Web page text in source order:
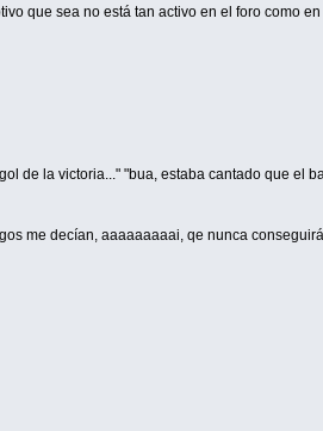
que sea no está tan activo en el foro como
de la victoria..." "bua, estaba cantado que el
me decían, aaaaaaaaai, qe nunca